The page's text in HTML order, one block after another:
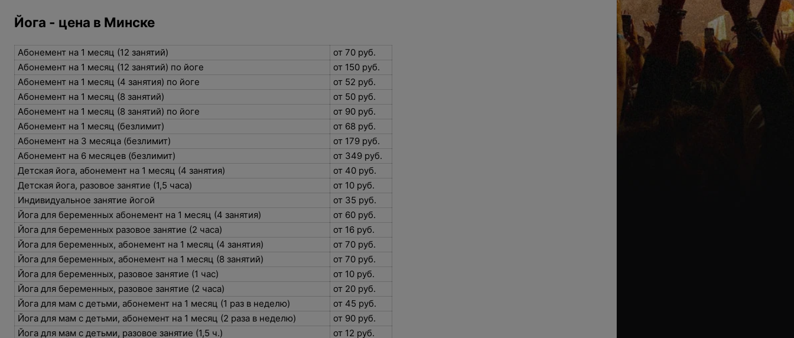
Йога - цена в Минске
Абонемент на 1 месяц (12 занятий)
от 70 руб.
Абонемент на 1 месяц (12 занятий) по йоге
от 150 руб.
Абонемент на 1 месяц (4 занятия) по йоге
от 52 руб.
Абонемент на 1 месяц (8 занятий)
от 50 руб.
Абонемент на 1 месяц (8 занятий) по йоге
от 90 руб.
Абонемент на 1 месяц (безлимит)
от 68 руб.
Абонемент на 3 месяца (безлимит)
от 179 руб.
Абонемент на 6 месяцев (безлимит)
от 349 руб.
Детская йога, абонемент на 1 месяц (4 занятия)
от 40 руб.
Детская йога, разовое занятие (1,5 часа)
от 10 руб.
Индивидуальное занятие йогой
от 35 руб.
Йога для беременных абонемент на 1 месяц (4 занятия)
от 60 руб.
Йога для беременных разовое занятие (2 часа)
от 16 руб.
Йога для беременных, абонемент на 1 месяц (4 занятия)
от 70 руб.
Йога для беременных, абонемент на 1 месяц (8 занятий)
от 70 руб.
Йога для беременных, разовое занятие (1 час)
от 10 руб.
Йога для беременных, разовое занятие (2 часа)
от 20 руб.
Йога для мам с детьми, абонемент на 1 месяц (1 раз в неделю)
от 45 руб.
Йога для мам с детьми, абонемент на 1 месяц (2 раза в неделю)
от 90 руб.
Йога для мам с детьми, разовое занятие (1,5 ч.)
от 12 руб.